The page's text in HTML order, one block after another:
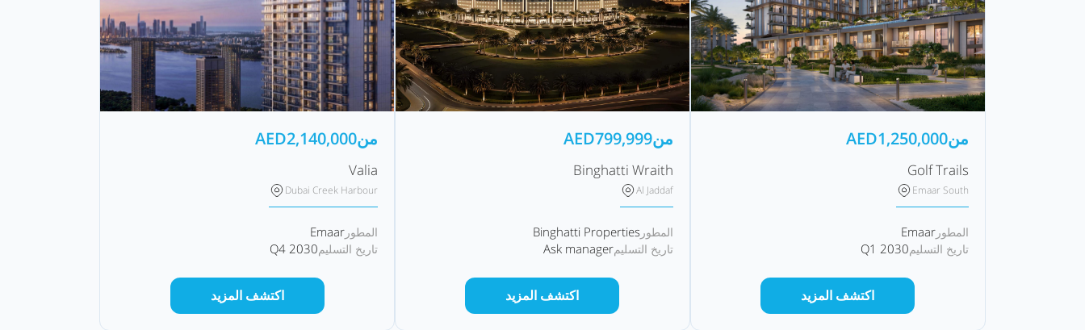
من AED2,140,000
Valia
Dubai Creek Harbour
المطور Emaar
تاريخ التسليمQ4 2030
اكتشف المزيد
من AED799,999
Binghatti Wraith
Al Jaddaf
المطورBinghatti Properties
تاريخ التسليمAsk manager
اكتشف المزيد
من AED1,250,000
Golf Trails
Emaar South
المطورEmaar
تاريخ التسليمQ1 2030
اكتشف المزيد